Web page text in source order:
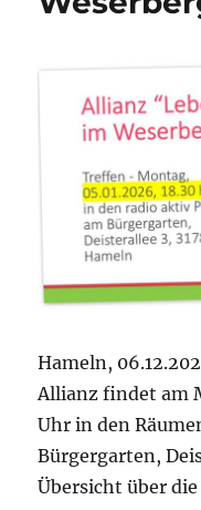
Hameln,
Allianz findet am
Uhr in den
Bürgergarten,
Übersicht über